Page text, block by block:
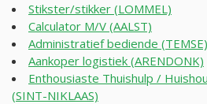
Stikster/stikker (LOMMEL)
Calculator M/V (AALST)
Administratief bediende (TEMSE)
Aankoper logistiek (ARENDONK)
Enthousiaste Thuishulp /
(SINT-NIKLAAS)